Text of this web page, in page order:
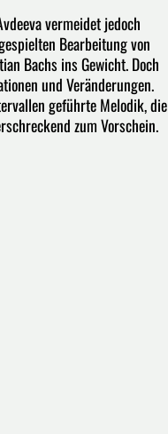
vermeidet jedoch
Bearbeitung von
Bachs ins Gewicht. Doch
und Veränderungen.
geführte Melodik, die
zum Vorschein.